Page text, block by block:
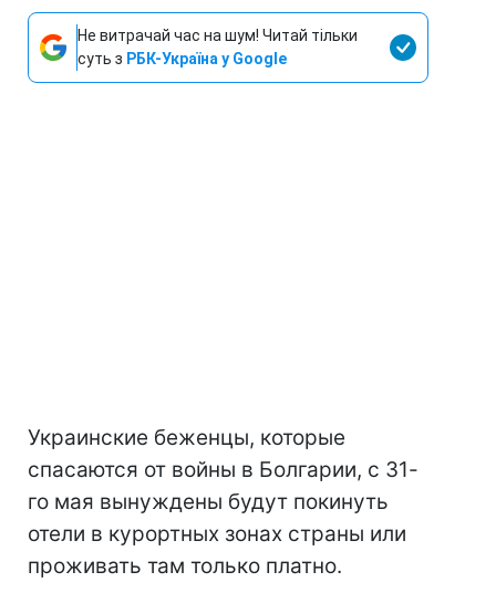
Не витрачай час на шум! Читай тільки
суть з РБК-Україна у Google
Украинские беженцы, которые
спасаются от войны в Болгарии, с 31-
го мая вынуждены будут покинуть
отели в курортных зонах страны или
проживать там только платно.